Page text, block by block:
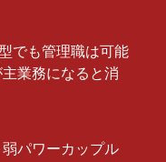
でも管理職は可能
業務になると消
パワーカップル